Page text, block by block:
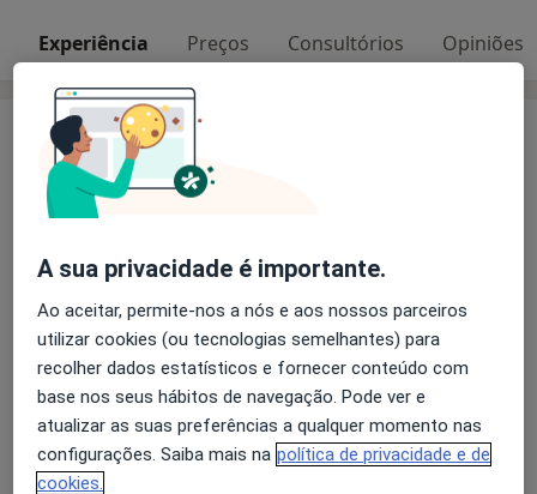
Experiência Preços Consultórios Opiniões
Experiência
Pós-graduada em Neurofisiologia pelo Instituto
Brasileiro de Medicina e Reabilitação e graduada em
Há 25 anos presto atendimento nas áreas de
Cinesioterapia, Hidrocinesioterapia, Eletroterapia,
Fisioterapia Respiratória, Fisioterapia Pediátrica,
Neurofisiologia e RPG.
Atualmente exerço minhas atividades em Portugal,
atendendo os pacientes no conforto do seu próprio
lar nas regiões de Cascais e Lisboa.
maisSobre mim
Principais doenças tratadas
Doenças Musculosqueléticas
Dor Lombar
Doenças Neurodegenerativas
A sua privacidade é importante.
Ao aceitar, permite-nos a nós e aos nossos parceiros
utilizar cookies (ou tecnologias semelhantes) para
recolher dados estatísticos e fornecer conteúdo com
base nos seus hábitos de navegação. Pode ver e
atualizar as suas preferências a qualquer momento nas
configurações. Saiba mais na política de privacidade e de
cookies.